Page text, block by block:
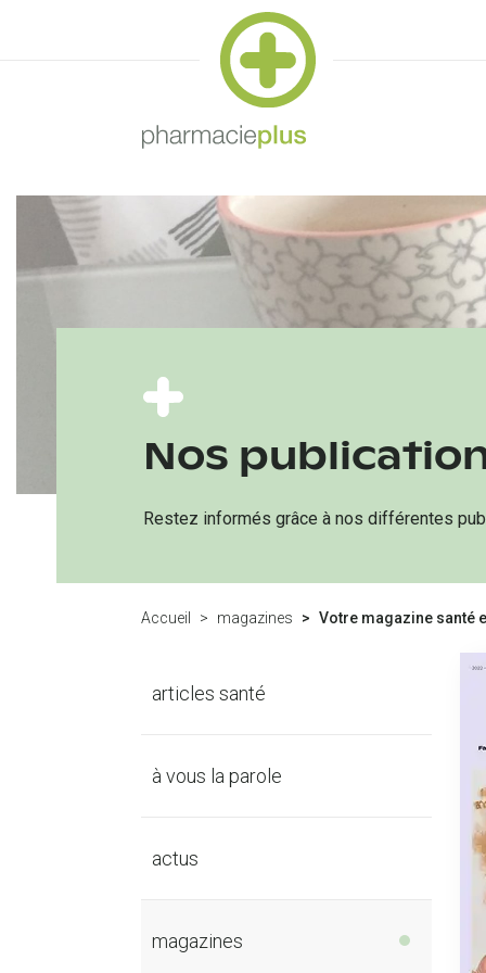
Nos
Restez informés grâce à nos différentes
Accueil magazines Votre magazine santé
articles santé
à vous la parole
actus
magazines